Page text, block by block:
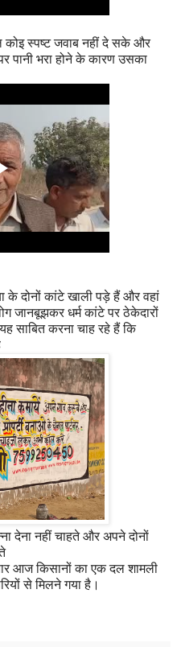
कोइ स्पष्ट जवाब नहीं दे सके और
पानी भरा होने के कारण उसका
के दोनों कांटे खाली पड़े हैं और वहां
जानबूझकर धर्म कांटे पर ठेकेदारों
साबित करना चाह रहे हैं कि
देना नहीं चाहते और अपने दोनों
आज किसानों का एक दल शामली
से मिलने गया है।